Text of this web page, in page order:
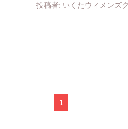
投稿者: いくたウィメンズ
1